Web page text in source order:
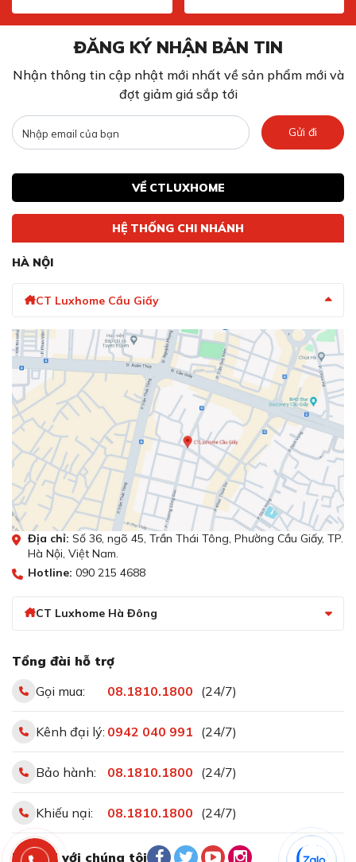
ĐĂNG KÝ NHẬN BẢN TIN
Nhận thông tin cập nhật mới nhất về sản phẩm mới và
đợt giảm giá sắp tới
Gửi đi
VỀ CTLUXHOME
HỆ THỐNG CHI NHÁNH
HÀ NỘI
CT Luxhome Cầu Giấy
Địa chỉ: Số 36, ngõ 45, Trần Thái Tông, Phường Cầu Giấy, TP.
Hà Nội, Việt Nam.
Hotline: 090 215 4688
CT Luxhome Hà Đông
Tổng đài hỗ trợ
Gọi mua:
08.1810.1800 (24/7)
Kênh đại lý: 0942 040 991 (24/7)
Bảo hành: 08.1810.1800 (24/7)
Khiếu nại: 08.1810.1800 (24/7)
Kết nối với chúng tôi